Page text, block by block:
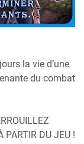
la vie d’une
du combat
PARTIR DU JEU !